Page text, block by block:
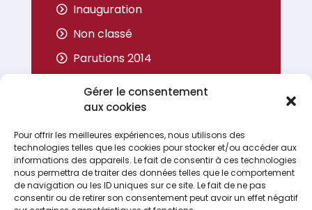
Gérer le consentement
aux cookies
Pour offrir les meilleures expériences, nous utilisons des
technologies telles que les cookies pour stocker et/ou accéder aux
informations des appareils. Le fait de consentir à ces technologies
nous permettra de traiter des données telles que le comportement
de navigation ou les ID uniques sur ce site. Le fait de ne pas
consentir ou de retirer son consentement peut avoir un effet négatif
Inauguration
Non classé
Parutions 2014
Parutions 2015
Parutions 2016
Parutions 2017
Portrait